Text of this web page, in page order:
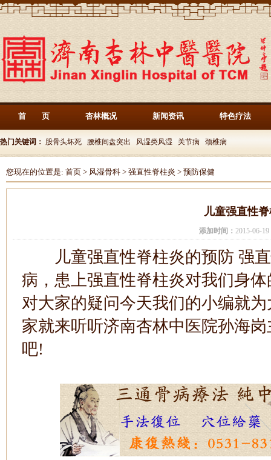
首 页 杏林概况 新闻资讯 特色疗法
热门关键词： 股骨头坏死 腰椎间盘突出 风湿类风湿 关节病 颈椎病
您现在的位置是: 首页 > 风湿骨科 > 强直性脊柱炎 > 预防保健
儿童强直性
添加时间： 2015-06-
儿童强直性脊柱炎的预防 强直
病，患上强直性脊柱炎对我们身
对大家的疑问今天我们的小编就
家就来听听济南杏林中医院孙海
吧!